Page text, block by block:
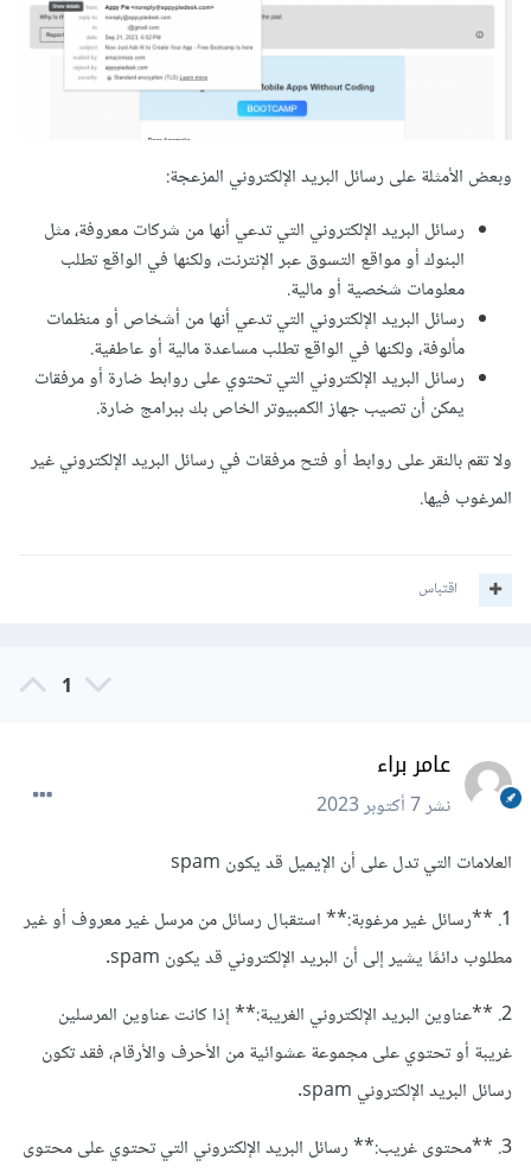
وبعض الأمثلة على رسائل البريد الإلكتروني المزعجة:
رسائل البريد الإلكتروني التي تدعي أنها من شركات معروفة، مثل
البنوك أو مواقع التسوق عبر الإنترنت، ولكنها في الواقع تطلب
معلومات شخصية أو مالية.
رسائل البريد الإلكتروني التي تدعي أنها من أشخاص أو منظمات
مألوفة، ولكنها في الواقع تطلب مساعدة مالية أو عاطفية.
رسائل البريد الإلكتروني التي تحتوي على روابط ضارة أو مرفقات
يمكن أن تصيب جهاز الكمبيوتر الخاص بك ببرامج ضارة.
ولا تقم بالنقر على روابط أو فتح مرفقات في رسائل البريد الإلكتروني غير
المرغوب فيها.
اقتباس
1
عامر براء
نشر7 أكتوبر 2023
العلامات التي تدل على أن الإيميل قد يكون spam
1. **رسائل غير مرغوبة:** استقبال رسائل من مرسل غير معروف أو غير
مطلوب دائمًا يشير إلى أن البريد الإلكتروني قد يكون spam.
2. **عناوين البريد الإلكتروني الغريبة:** إذا كانت عناوين المرسلين
غريبة أو تحتوي على مجموعة عشوائية من الأحرف والأرقام، فقد تكون
رسائل البريد الإلكتروني spam.
3. **محتوى غريب:** رسائل البريد الإلكتروني التي تحتوي على محتوى